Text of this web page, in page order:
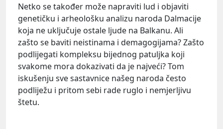
Netko se također može napraviti lud i objaviti
genetičku i arheološku analizu naroda Dalmacije
koja ne uključuje ostale ljude na Balkanu. Ali
zašto se baviti neistinama i demagogijama? Zašto
podlijegati kompleksu bijednog patuljka koji
svakome mora dokazivati da je najveći? Tom
iskušenju sve sastavnice našeg naroda često
podliježu i pritom sebi rade ruglo i nemjerljivu
štetu.